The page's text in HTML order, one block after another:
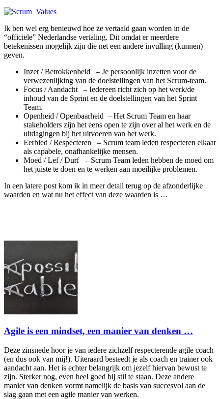
Ik ben wel erg benieuwd hoe ze vertaald gaan worden in de
“officiële” Nederlandse vertaling. Dit omdat er meerdere
betekenissen mogelijk zijn die net een andere invulling (kunnen)
geven.
Inzet / Betrokkenheid – Je persoonlijk inzetten voor de
verwezenlijking van de doelstellingen van het Scrum-team.
Focus / Aandacht – Iedereen richt zich op het werk/de
inhoud van de Sprint en de doelstellingen van het Sprint
Team.
Openheid / Openbaarheid – Het Scrum Team en haar
stakeholders zijn het eens open te zijn over al het werk en de
uitdagingen bij het uitvoeren van het werk.
Eerbied / Respecteren – Scrum team leden respecteren elkaar
als capabele, onafhankelijke mensen.
Moed / Lef / Durf – Scrum Team leden hebben de moed om
het juiste te doen en te werken aan moeilijke problemen.
In een latere post kom ik in meer detail terug op de afzonderlijke
waarden en wat nu het effect van deze waarden is …
Agile is een mindset, een manier van denken …
Deze zinsnede hoor je van iedere zichzelf respecterende agile coach
(en dus ook van mij!). Uiteraard besteedt je als coach en trainer ook
aandacht aan. Het is echter belangrijk om jezelf hiervan bewust te
zijn. Sterker nog, even heel goed bij stil te staan. Deze andere
manier van denken vormt namelijk de basis van succesvol aan de
slag gaan met een agile manier van werken.